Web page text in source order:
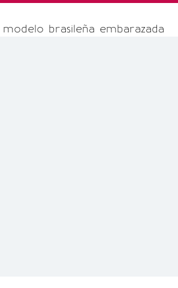
brasileña embarazada